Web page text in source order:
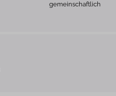
gemeinschaftlich